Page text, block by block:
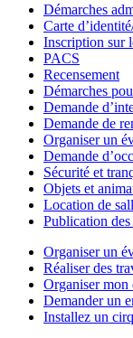
Démarches
Carte
Inscription sur
PACS
Recensement
Démarches
Demande
Demande de
Organiser un
Demande
Sécurité et
Objets et
Location de
Publication
Organiser un
Réaliser des
Organiser mon
Demander un
Installez un